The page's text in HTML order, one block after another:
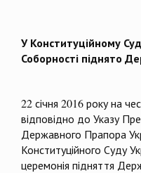
У Конституційному
Соборності піднято
22 січня 2016 року на
відповідно до Указу
Державного Прапора
Конституційного Суду
церемонія підняття